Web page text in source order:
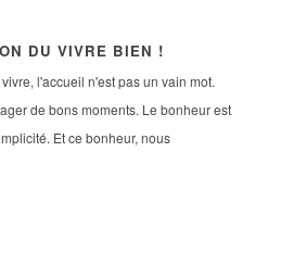
DU VIVRE BIEN !
l'accueil n'est pas un vain mot.
de bons moments. Le bonheur est
Et ce bonheur, nous